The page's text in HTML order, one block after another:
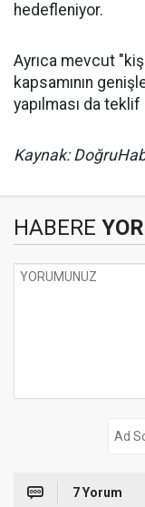
hedefleniyor.
Ayrıca mevcut
kapsamının
yapılması da teklif
Kaynak:
HABERE
7 Yorum